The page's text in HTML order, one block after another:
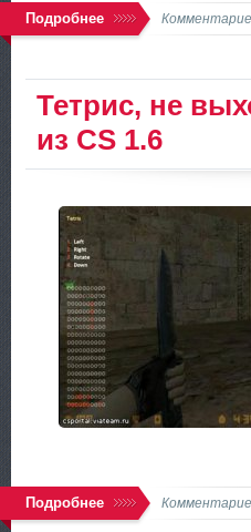
Подробнее
Тетрис, не
из CS 1.6
Подробнее